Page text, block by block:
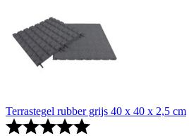
Terrastegel rubber grijs 40 x 40 x 2,5 cm